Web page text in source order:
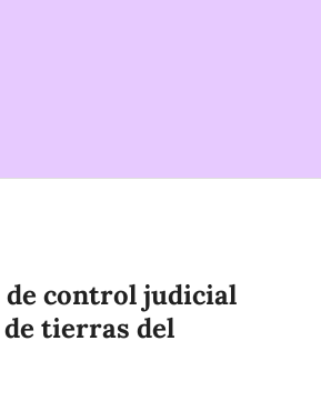
de control judicial
tierras del